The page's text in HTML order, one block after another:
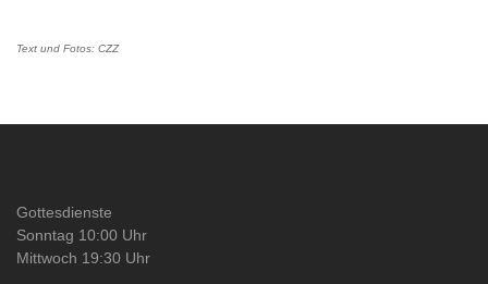
Text und Fotos: CZZ
Gottesdienste
Sonntag 10:00 Uhr
Mittwoch 19:30 Uhr